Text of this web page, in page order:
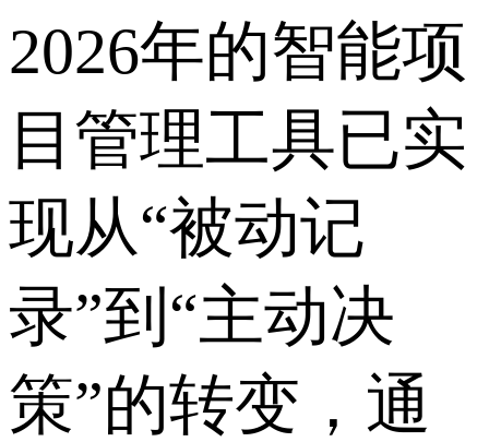
2026年的智能项
目管理工具已实
现从“被动记
录”到“主动决
策”的转变，通